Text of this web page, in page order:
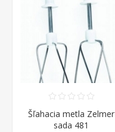
Šľahacia metla Zelmer
sada 481